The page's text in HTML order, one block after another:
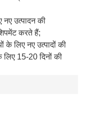
नए उत्पादन की
करते हैं;
के लिए नए उत्पादों की
15-20 दिनों की